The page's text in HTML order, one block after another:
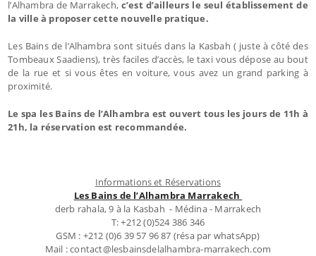
l’Alhambra de Marrakech, c’est d’ailleurs le seul établissement de
la ville à proposer cette nouvelle pratique.
Les Bains de l’Alhambra sont situés dans la Kasbah ( juste à côté des
Tombeaux Saadiens), très faciles d’accès, le taxi vous dépose au bout
de la rue et si vous êtes en voiture, vous avez un grand parking à
proximité.
Le spa les Bains de l’Alhambra est ouvert tous les jours de 11h à
21h, la réservation est recommandée.
Informations et Réservations
Les Bains de l’Alhambra Marrakech
derb rahala, 9 à la Kasbah - Médina - Marrakech
T: +212 (0)524 386 346
GSM : +212 (0)6 39 57 96 87 (résa par whatsApp)
Mail : contact@lesbainsdelalhambra-marrakech.com